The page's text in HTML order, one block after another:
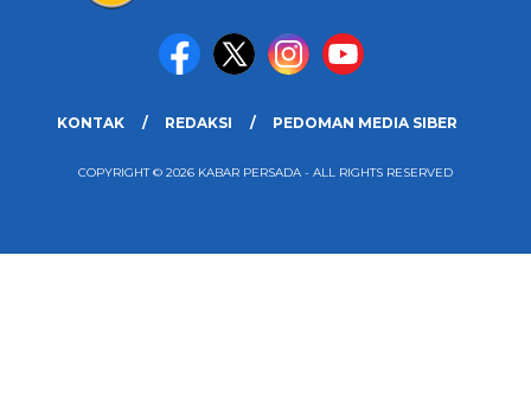
KONTAK REDAKSI PEDOMAN MEDIA SIBER
COPYRIGHT © 2026 KABAR PERSADA - ALL RIGHTS RESERVED